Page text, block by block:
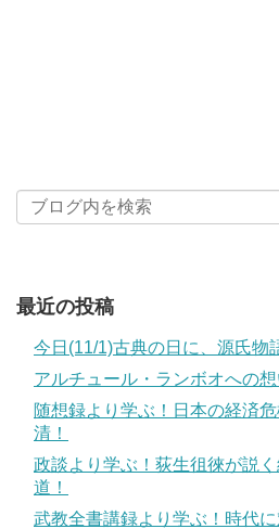
最近の投稿
今日(11/1)古典の日に、源氏物
アルチュール・ランボオへの想
随想録より学ぶ！日本の経済
清！
政談より学ぶ！荻生徂徠が説
道！
武教全書講録より学ぶ！時代